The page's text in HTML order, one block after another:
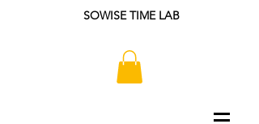
SOWISE TIME LAB